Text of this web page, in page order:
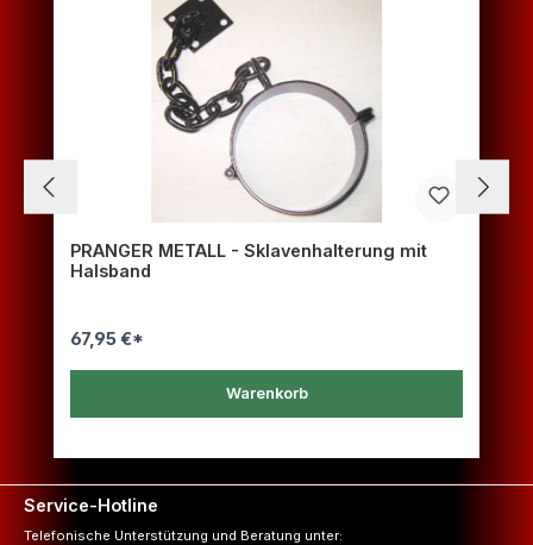
PRANGER METALL - Sklavenhalterung mit
Halsband
67,95 €*
Warenkorb
Service-Hotline
Telefonische Unterstützung und Beratung unter: